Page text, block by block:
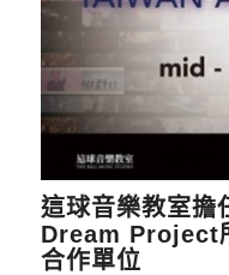
這球音樂教室
Dream Project
合作單位